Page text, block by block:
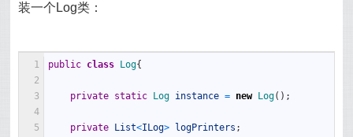
装一个Log类：
1
2
3
4
5
public class Log{
private static Log instance = new Log( ) ;
private List<ILog> logPrinters ;